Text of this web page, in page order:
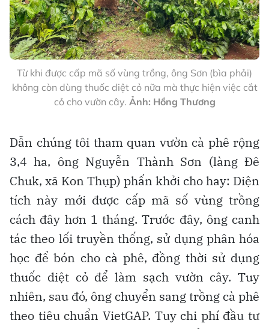
Từ khi được cấp mã số vùng trồng, ông Sơn (bìa phải)
không còn dùng thuốc diệt cỏ nữa mà thực hiện việc cắt
cỏ cho vườn cây. Ảnh: Hồng Thương
Dẫn chúng tôi tham quan vườn cà phê rộng
3,4 ha, ông Nguyễn Thành Sơn (làng Đê
Chuk, xã Kon Thụp) phấn khởi cho hay: Diện
tích này mới được cấp mã số vùng trồng
cách đây hơn 1 tháng. Trước đây, ông canh
tác theo lối truyền thống, sử dụng phân hóa
học để bón cho cà phê, đồng thời sử dụng
thuốc diệt cỏ để làm sạch vườn cây. Tuy
nhiên, sau đó, ông chuyển sang trồng cà phê
theo tiêu chuẩn VietGAP. Tuy chi phí đầu tư